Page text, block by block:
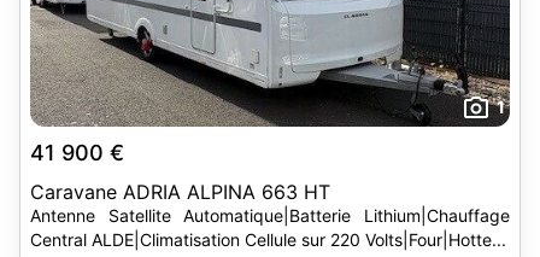
1
41 900 €
Caravane ADRIA ALPINA 663 HT
Antenne Satellite Automatique|Batterie Lithium|Chauffage
Central ALDE|Climatisation Cellule sur 220 Volts|Four|Hotte...